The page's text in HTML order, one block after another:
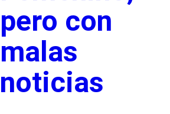
pero con
malas
noticias